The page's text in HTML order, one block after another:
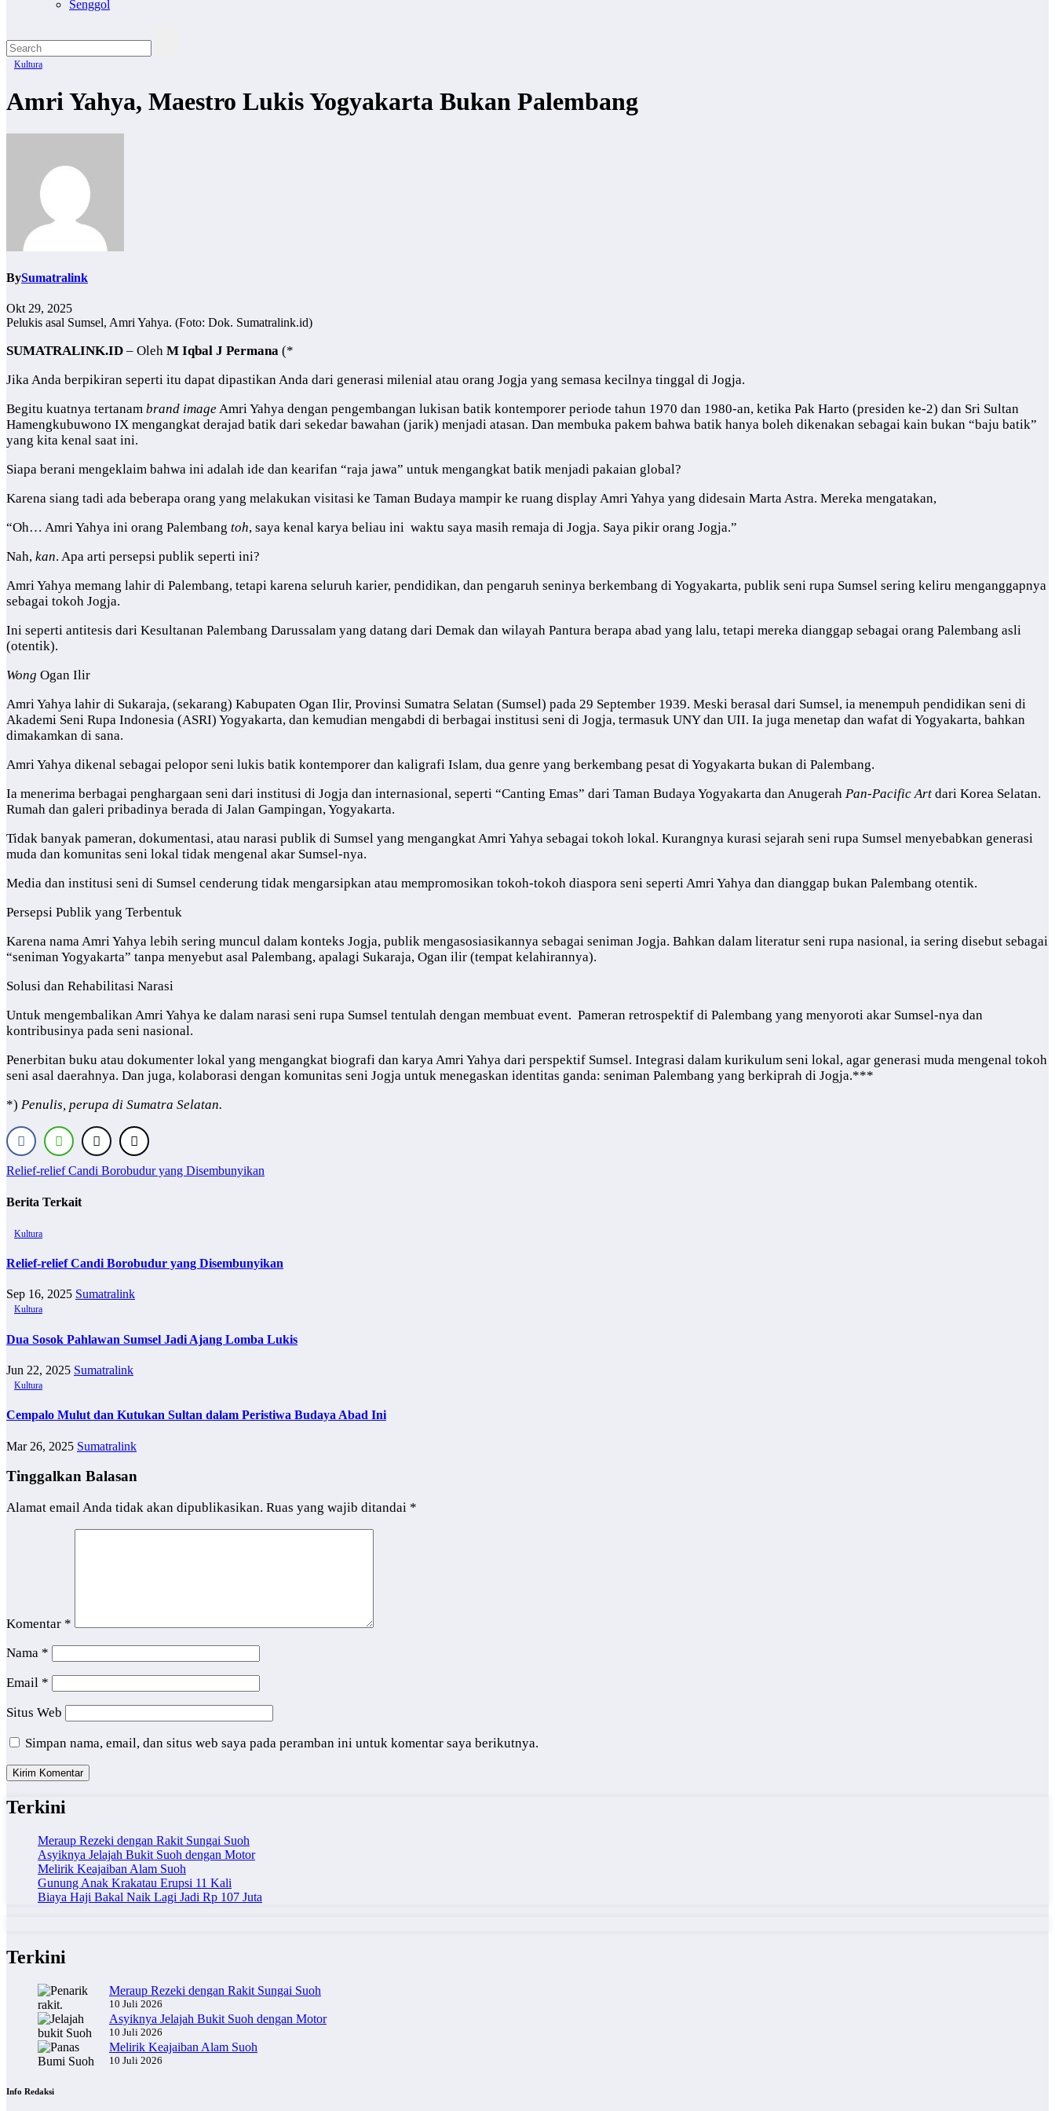
Senggol
Kultura
Amri Yahya, Maestro Lukis Yogyakarta Bukan Palembang
BySumatralink
Okt 29, 2025
Pelukis asal Sumsel, Amri Yahya. (Foto: Dok. Sumatralink.id)
SUMATRALINK.ID – Oleh M Iqbal J Permana (*
Jika Anda berpikiran seperti itu dapat dipastikan Anda dari generasi milenial atau orang Jogja yang semasa kecilnya tinggal di Jogja.
Begitu kuatnya tertanam brand imageAmri Yahya dengan pengembangan lukisan batik kontemporer periode tahun 1970 dan 1980-an, ketika Pak Harto (presiden ke-2) dan Sri Sultan
Hamengkubuwono IX mengangkat derajad batik dari sekedar bawahan (jarik) menjadi atasan. Dan membuka pakem bahwa batik hanya boleh dikenakan sebagai kain bukan “baju batik”
yang kita kenal saat ini.
Siapa berani mengeklaim bahwa ini adalah ide dan kearifan “raja jawa” untuk mengangkat batik menjadi pakaian global?
Karena siang tadi ada beberapa orang yang melakukan visitasi ke Taman Budaya mampir ke ruang display Amri Yahya yang didesain Marta Astra. Mereka mengatakan,
“Oh… Amri Yahya ini orang Palembang toh, saya kenal karya beliau ini waktu saya masih remaja di Jogja. Saya pikir orang Jogja.”
Nah, kan. Apa arti persepsi publik seperti ini?
Amri Yahya memang lahir di Palembang, tetapi karena seluruh karier, pendidikan, dan pengaruh seninya berkembang di Yogyakarta, publik seni rupa Sumsel sering keliru menganggapnya
sebagai tokoh Jogja.
Ini seperti antitesis dari Kesultanan Palembang Darussalam yang datang dari Demak dan wilayah Pantura berapa abad yang lalu, tetapi mereka dianggap sebagai orang Palembang asli
(otentik).
Wong Ogan Ilir
Amri Yahya lahir di Sukaraja, (sekarang) Kabupaten Ogan Ilir, Provinsi Sumatra Selatan (Sumsel) pada 29 September 1939. Meski berasal dari Sumsel, ia menempuh pendidikan seni di
Akademi Seni Rupa Indonesia (ASRI) Yogyakarta, dan kemudian mengabdi di berbagai institusi seni di Jogja, termasuk UNY dan UII. Ia juga menetap dan wafat di Yogyakarta, bahkan
dimakamkan di sana.
Amri Yahya dikenal sebagai pelopor seni lukis batik kontemporer dan kaligrafi Islam, dua genre yang berkembang pesat di Yogyakarta bukan di Palembang.
Ia menerima berbagai penghargaan seni dari institusi di Jogja dan internasional, seperti “Canting Emas” dari Taman Budaya Yogyakarta dan Anugerah Pan-Pacific Art dari Korea Selatan.
Rumah dan galeri pribadinya berada di Jalan Gampingan, Yogyakarta.
Tidak banyak pameran, dokumentasi, atau narasi publik di Sumsel yang mengangkat Amri Yahya sebagai tokoh lokal. Kurangnya kurasi sejarah seni rupa Sumsel menyebabkan generasi
muda dan komunitas seni lokal tidak mengenal akar Sumsel-nya.
Media dan institusi seni di Sumsel cenderung tidak mengarsipkan atau mempromosikan tokoh-tokoh diaspora seni seperti Amri Yahya dan dianggap bukan Palembang otentik.
Persepsi Publik yang Terbentuk
Karena nama Amri Yahya lebih sering muncul dalam konteks Jogja, publik mengasosiasikannya sebagai seniman Jogja. Bahkan dalam literatur seni rupa nasional, ia sering disebut sebagai
“seniman Yogyakarta” tanpa menyebut asal Palembang, apalagi Sukaraja, Ogan ilir (tempat kelahirannya).
Solusi dan Rehabilitasi Narasi
Untuk mengembalikan Amri Yahya ke dalam narasi seni rupa Sumsel tentulah dengan membuat event. Pameran retrospektif di Palembang yang menyoroti akar Sumsel-nya dan
kontribusinya pada seni nasional.
Penerbitan buku atau dokumenter lokal yang mengangkat biografi dan karya Amri Yahya dari perspektif Sumsel. Integrasi dalam kurikulum seni lokal, agar generasi muda mengenal tokoh
seni asal daerahnya. Dan juga, kolaborasi dengan komunitas seni Jogja untuk menegaskan identitas ganda: seniman Palembang yang berkiprah di Jogja.***
*) Penulis, perupa di Sumatra Selatan.
Navigasi
pos
Relief-relief Candi Borobudur yang Disembunyikan
Berita Terkait
Kultura
Relief-relief Candi Borobudur yang Disembunyikan
Sep 16, 2025 Sumatralink
Kultura
Dua Sosok Pahlawan Sumsel Jadi Ajang Lomba Lukis
Jun 22, 2025 Sumatralink
Kultura
Cempalo Mulut dan Kutukan Sultan dalam Peristiwa Budaya Abad Ini
Mar 26, 2025 Sumatralink
Tinggalkan Balasan
Alamat email Anda tidak akan dipublikasikan. Ruas yang wajib ditandai *
Komentar *
Nama *
Email *
Situs Web
Simpan nama, email, dan situs web saya pada peramban ini untuk komentar saya berikutnya.
Terkini
Meraup Rezeki dengan Rakit Sungai Suoh
Asyiknya Jelajah Bukit Suoh dengan Motor
Melirik Keajaiban Alam Suoh
Gunung Anak Krakatau Erupsi 11 Kali
Biaya Haji Bakal Naik Lagi Jadi Rp 107 Juta
Terkini
Meraup Rezeki dengan Rakit Sungai Suoh
10 Juli 2026
Asyiknya Jelajah Bukit Suoh dengan Motor
10 Juli 2026
Melirik Keajaiban Alam Suoh
10 Juli 2026
Info Redaksi